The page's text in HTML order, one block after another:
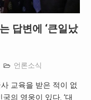
답변에 ‘큰일났
언론소식
사 교육을 받은 적이 없
의 영웅이 있다. ‘대